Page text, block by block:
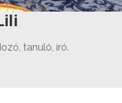
tanuló, író.